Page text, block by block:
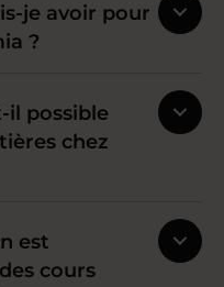
je avoir pour
?
il possible
chez
est
cours